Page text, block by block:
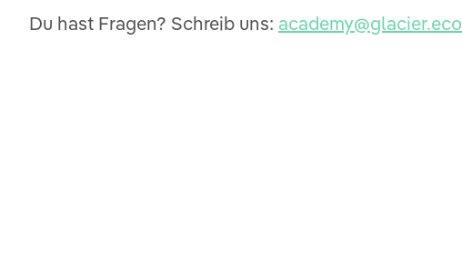
Du hast Fragen? Schreib uns: academy@glacier.eco